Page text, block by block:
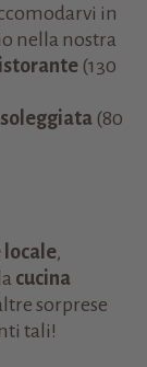
in
nella nostra
(130
(80
,
cucina
sorprese
tali!